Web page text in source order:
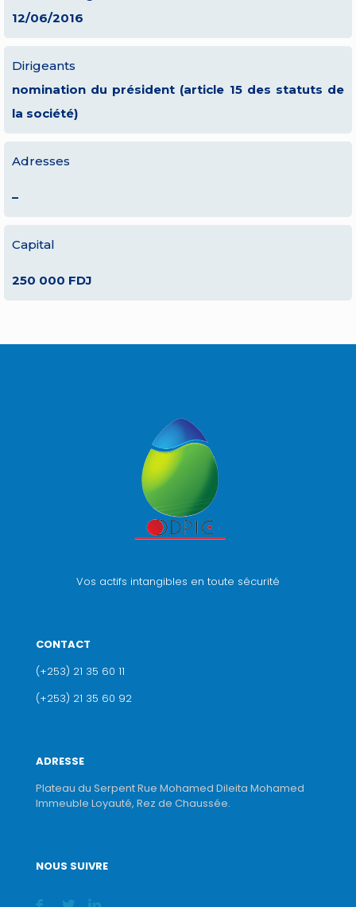
12/06/2016
Dirigeants
nomination du président (article 15 des statuts de
la société)
Adresses
–
Capital
250 000 FDJ
Vos actifs intangibles en toute sécurité
CONTACT
(+253) 21 35 60 11
(+253) 21 35 60 92
ADRESSE
Plateau du Serpent Rue Mohamed Dileita Mohamed
Immeuble Loyauté, Rez de Chaussée.
NOUS SUIVRE